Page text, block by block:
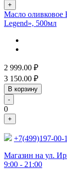
+
Масло оливковое
Legend», 500мл
2 999.00 ₽
3 150.00 ₽
В корзину
-
0
+
+7(499)197-00-
Магазин на ул.
9:00 - 21:00